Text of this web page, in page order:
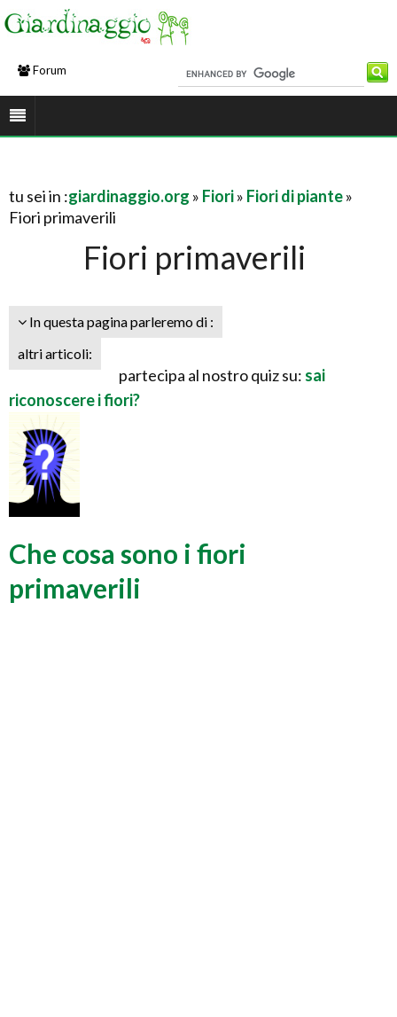
Forum
tu sei in :giardinaggio.org » Fiori» Fiori di piante»
Fiori primaverili
Fiori primaverili
In questa pagina parleremo di :
altri articoli:
partecipa al nostro quiz su: sai
riconoscere i fiori?
Che cosa sono i fiori
primaverili